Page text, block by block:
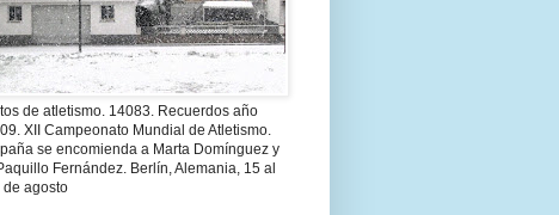
de atletismo. 14083. Recuerdos año
XII Campeonato Mundial de Atletismo.
se encomienda a Marta Domínguez y
Fernández. Berlín, Alemania, 15 al
de agosto